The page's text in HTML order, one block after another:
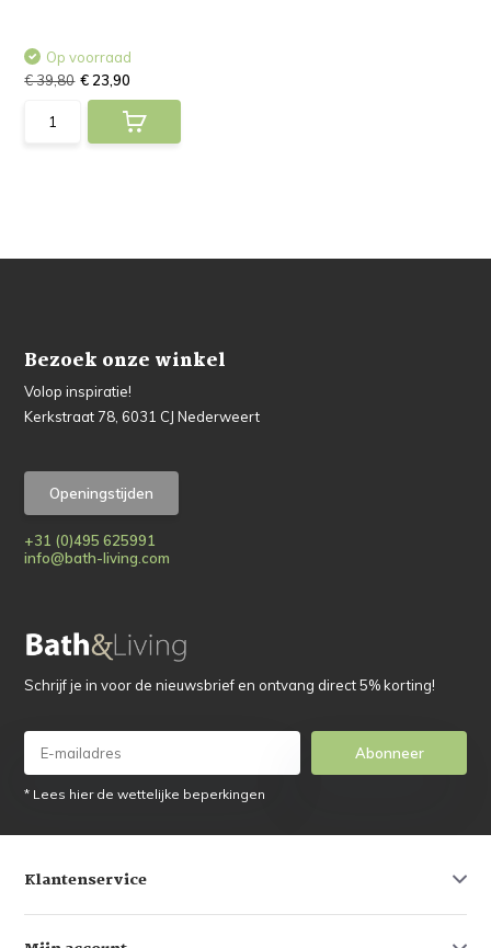
Op voorraad
€ 39,80 € 23,90
Bezoek onze winkel
Volop inspiratie!
Kerkstraat 78, 6031 CJ Nederweert
Openingstijden
+31 (0)495 625991
info@bath-living.com
Schrijf je in voor de nieuwsbrief en ontvang direct 5% korting!
Abonneer
* Lees hier de wettelijke beperkingen
Klantenservice